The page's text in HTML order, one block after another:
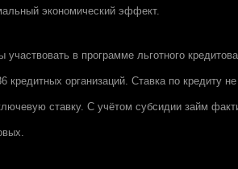
экономический эффект.
в программе льготного
кредитных организаций. Ставка по кредиту
ставку. С учётом субсидии займ